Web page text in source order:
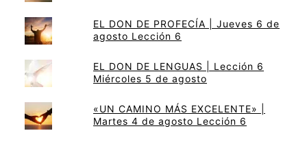
EL DON DE PROFECÍA | Jueves 6 de
agosto Lección 6
EL DON DE LENGUAS | Lección 6
Miércoles 5 de agosto
«UN CAMINO MÁS EXCELENTE» |
Martes 4 de agosto Lección 6